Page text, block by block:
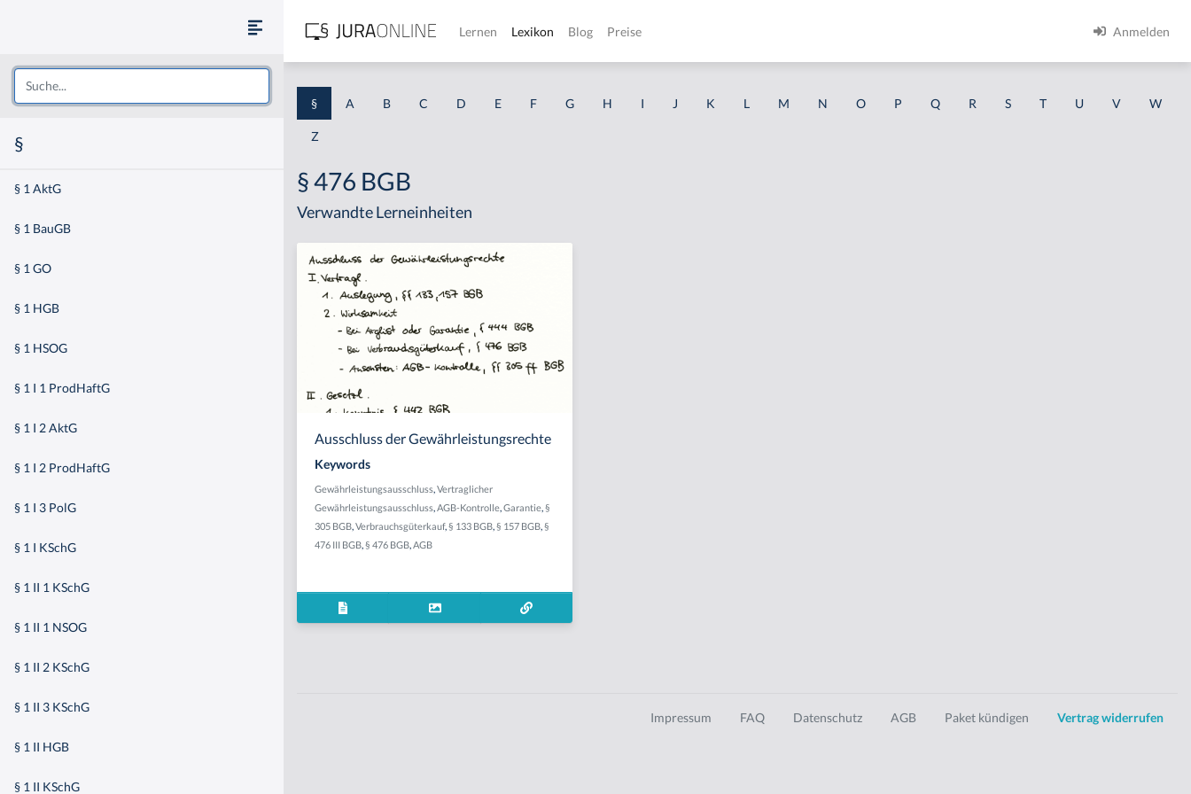
§
§ 1 AktG
§ 1 BauGB
§ 1 GO
§ 1 HGB
§ 1 HSOG
§ 1 I 1 ProdHaftG
§ 1 I 2 AktG
§ 1 I 2 ProdHaftG
§ 1 I 3 PolG
§ 1 I KSchG
§ 1 II 1 KSchG
§ 1 II 1 NSOG
§ 1 II 2 KSchG
§ 1 II 3 KSchG
§ 1 II HGB
§ 1 II KSchG
Lernen Lexikon Blog Preise Anmelden
§ A B C D E F G H I J K L M N O P Q R S T U V W
Z
§ 476 BGB
Verwandte Lerneinheiten
Ausschluss der Gewährleistungsrechte
Keywords
Gewährleistungsausschluss,Vertraglicher
Gewährleistungsausschluss,AGB-Kontrolle,Garantie,§
305 BGB,Verbrauchsgüterkauf,§ 133 BGB,§ 157 BGB,§
476 III BGB,§ 476 BGB,AGB
Impressum FAQ Datenschutz AGB Paket kündigen Vertrag widerrufen